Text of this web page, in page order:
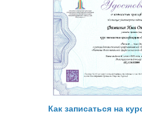
Как записаться на